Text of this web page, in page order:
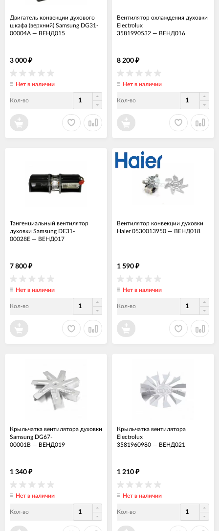
Двигатель конвекции духового
шкафа (верхний) Samsung DG31-
00004A — ВЕНД015
3 000 ₽
Нет в наличии
Кол-во
Вентилятор охлаждения духовки
Electrolux
3581990532 — ВЕНД016
8 200 ₽
Нет в наличии
Кол-во
Тангенциальный вентилятор
духовки Samsung DE31-
00028E — ВЕНД017
7 800 ₽
Нет в наличии
Кол-во
Вентилятор конвекции духовки
Haier 0530013950 — ВЕНД018
1 590 ₽
Нет в наличии
Кол-во
Крыльчатка вентилятора духовки
Samsung DG67-
00001B — ВЕНД019
1 340 ₽
Нет в наличии
Кол-во
Крыльчатка вентилятора
Electrolux
3581960980 — ВЕНД021
1 210 ₽
Нет в наличии
Кол-во